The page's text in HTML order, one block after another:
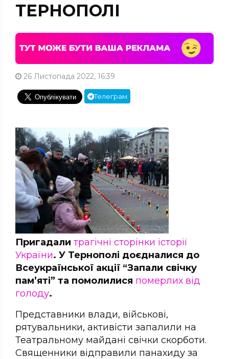
ТЕРНОПОЛІ
26 Листопада 2022, 16:39
Телеграм
Пригадали трагічні сторінки історії
України. У Тернополі доєдналися до
Всеукраїнської акції “Запали свічку
пам’яті” та помолилися померлих від
голоду.
Представники влади, військові,
рятувальники, активісти запалили на
Театральному майдані свічки скорботи.
Священники відправили панахиду за